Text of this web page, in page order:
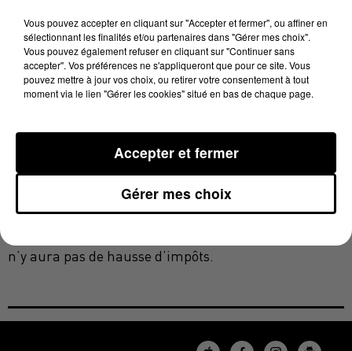
municipal: des travaux sur le parking de la
passerelle, ou encore à l’église St Sauveur.
Les aides pour les commerçants touchés par le Covid
seront prolongées de 3 mois":
n’y aura pas de hausse d’impôts.
Vous pouvez accepter en cliquant sur "Accepter et fermer", ou affiner en
sélectionnant les finalités et/ou partenaires dans "Gérer mes choix".
Vous pouvez également refuser en cliquant sur "Continuer sans
accepter". Vos préférences ne s'appliqueront que pour ce site. Vous
pouvez mettre à jour vos choix, ou retirer votre consentement à tout
moment via le lien "Gérer les cookies" situé en bas de chaque page.
Gérer mes choix
Accepter et fermer